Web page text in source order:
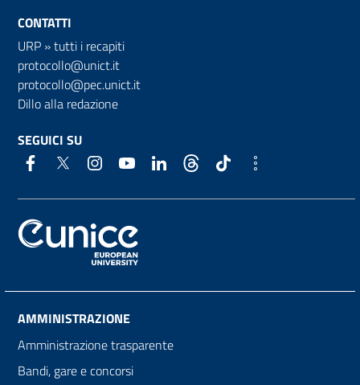
CONTATTI
URP »tutti i recapiti
protocollo@unict.it
protocollo@pec.unict.it
Dillo alla redazione
SEGUICI SU
AMMINISTRAZIONE
Amministrazione trasparente
Bandi, gare e concorsi